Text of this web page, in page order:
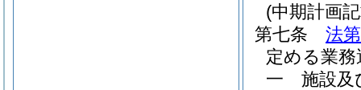
(中期計画
第七条
法
定める業
一
施設及